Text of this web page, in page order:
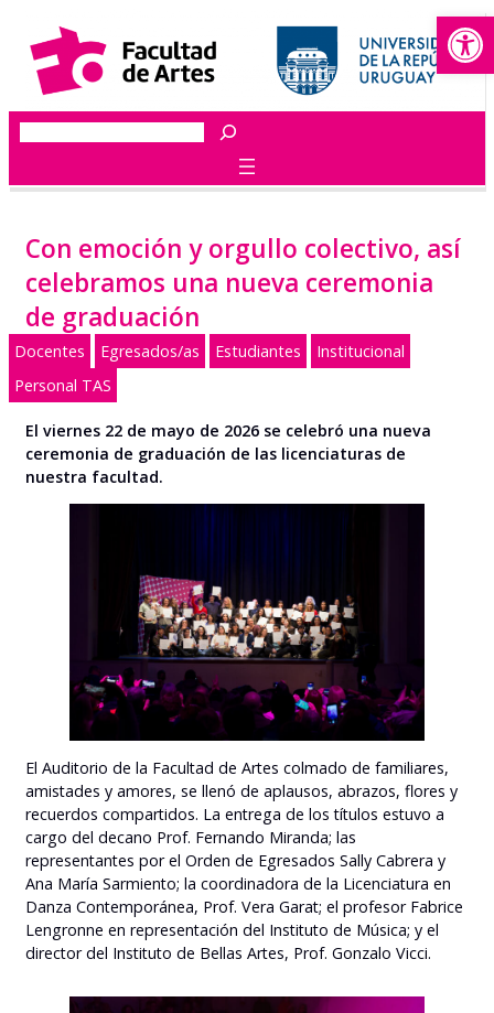
contenido
Buscar
Con emoción y orgullo colectivo, así
celebramos una nueva ceremonia
de graduación
Docentes Egresados/as Estudiantes
Institucional
Personal TAS
El viernes 22 de mayo de 2026 se celebró una nueva
ceremonia de graduación de las licenciaturas de
nuestra facultad.
El Auditorio de la Facultad de Artes colmado de familiares,
amistades y amores, se llenó de aplausos, abrazos, flores y
recuerdos compartidos. La entrega de los títulos estuvo a
cargo del decano Prof. Fernando Miranda; las
representantes por el Orden de Egresados Sally Cabrera y
Ana María Sarmiento; la coordinadora de la Licenciatura en
Danza Contemporánea, Prof. Vera Garat; el profesor Fabrice
Lengronne en representación del Instituto de Música; y el
director del Instituto de Bellas Artes, Prof. Gonzalo Vicci.